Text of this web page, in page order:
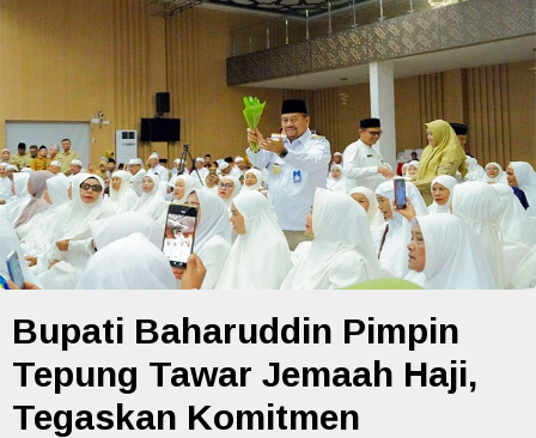
Bupati Baharuddin Pimpin
Tepung Tawar Jemaah Haji,
Tegaskan Komitmen